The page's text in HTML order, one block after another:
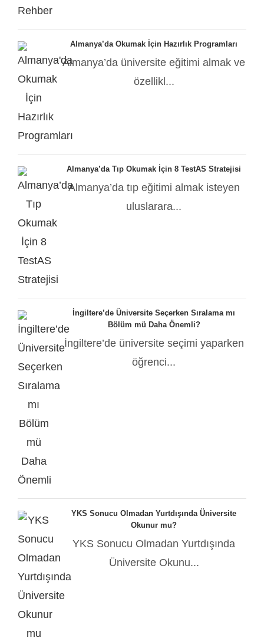
Almanya’da Okumak İçin Hazırlık Programları
Almanya’da üniversite eğitimi almak ve
özellikl...
Almanya’da Tıp Okumak İçin 8 TestAS Stratejisi
Almanya’da tıp eğitimi almak isteyen
uluslarara...
İngiltere’de Üniversite Seçerken Sıralama mı
Bölüm mü Daha Önemli?
İngiltere’de üniversite seçimi yaparken
öğrenci...
YKS Sonucu Olmadan Yurtdışında Üniversite
Okunur mu?
YKS Sonucu Olmadan Yurtdışında
Üniversite Okunu...